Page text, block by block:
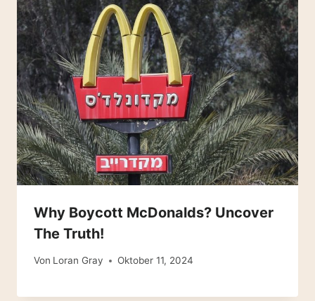
Why Boycott McDonalds? Uncover
The Truth!
Von Loran Gray Oktober 11, 2024